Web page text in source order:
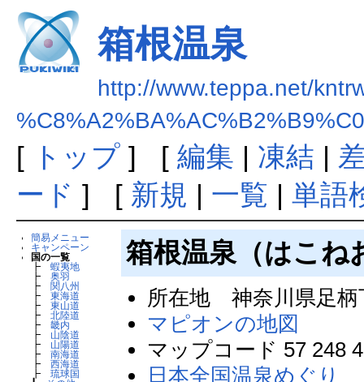
箱根温泉
http://www.teppa.net/
[ トップ] [ 編集 | 凍結 |
ード ] [ 新規 | 一覧 | 単語
簡易メニュー
キャンペーン
国の一覧
┣蝦夷地
┣奥羽
┣ 関八州
┣東海道
┣東山道
┣北陸道
┣畿内
┣ 山陰道
┣ 山陽道
┣南海道
┣西海道
┣琉球国
箱根温泉（はこね
所在地 神奈川県足柄
マピオンの地図
マップコード 57 248
日本全国温泉めぐり